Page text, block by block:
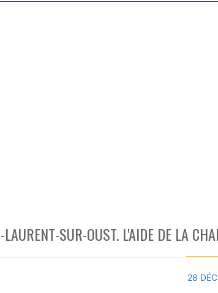
SUR-OUST. L'AIDE DE LA
28